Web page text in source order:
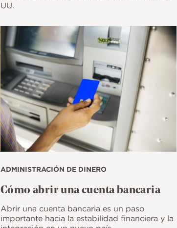
UU.
Imagen
ADMINISTRACIÓN DE DINERO
Cómo abrir una cuenta bancaria
Abrir una cuenta bancaria es un paso
importante hacia la estabilidad financiera y la